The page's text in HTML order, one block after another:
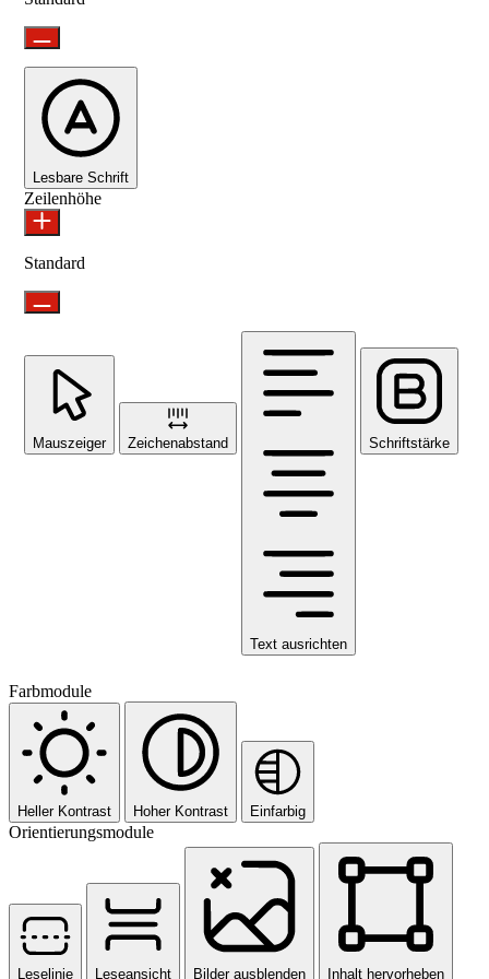
Lesbare Schrift
Zeilenhöhe
Standard
Mauszeiger Zeichenabstand
Text ausrichten
Schriftstärke
Farbmodule
Heller Kontrast Hoher Kontrast Einfarbig
Orientierungsmodule
Leselinie Leseansicht Bilder ausblenden Inhalt hervorheben